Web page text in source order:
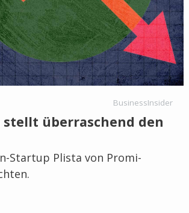
BusinessInsider
überraschend den
Startup Plista von Promi-